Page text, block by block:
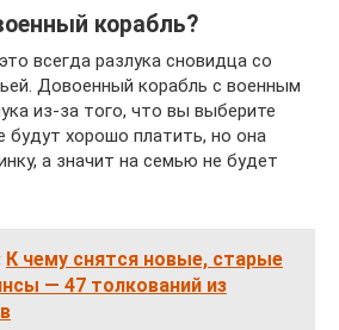
корабль?
всегда разлука сновидца со
Довоенный корабль с военным
из-за того, что вы выберите
будут хорошо платить, но она
а значит на семью не будет
К чему снятся новые, старые
— 47 толкований из